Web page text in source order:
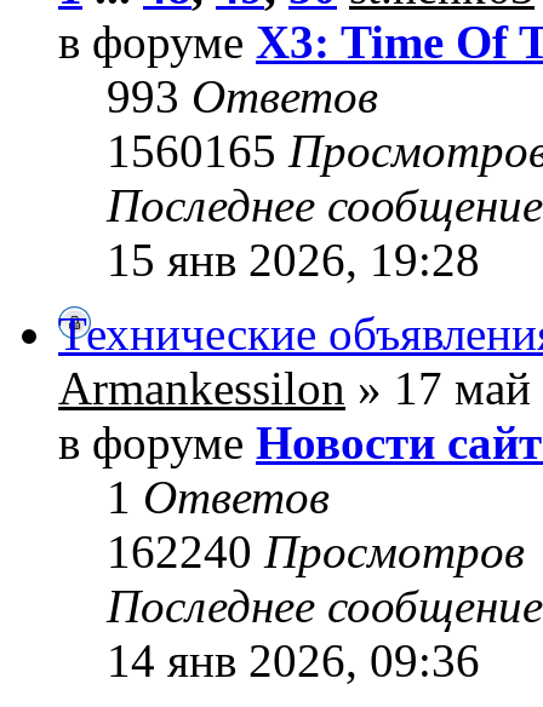
в форуме X3: Time Of
993 Ответов
1560165
Последнее
15 янв 2026, 19:28
Технические
Armankessilon » 17
в форуме Новости
1 Ответов
162240 Просмотров
Последнее
14 янв 2026, 09:36